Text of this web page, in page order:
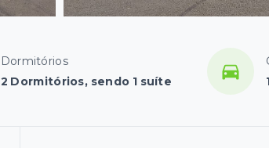
Dormitórios
2 Dormitórios, sendo 1 suíte